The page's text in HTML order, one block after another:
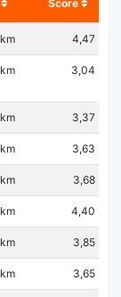
Score
4,47
3,04
3,37
3,63
3,68
4,40
3,85
3,65